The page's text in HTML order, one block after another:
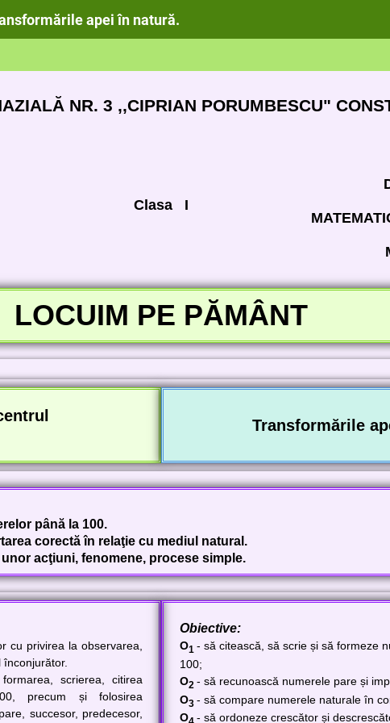
apei în natură.
NR. 3 ,,CIPRIAN PORUMBESCU"
Clasa I
LOCUIM PE PĂMÂNT
Transformările
până la 100.
corectă în relaţie cu mediul natural.
acţiuni, fenomene, procese simple.
privirea la observarea,
scrierea, citirea
precum și folosirea
succesor, predecesor,
Obiective:
O1 - să citească, să scrie și să formeze
100;
O2 - să recunoască numerele pare și
O3 - să compare numerele naturale în
O
- să ordoneze crescător și